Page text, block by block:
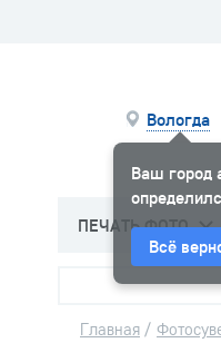
Вологда
Ваш город
Всё
ПЕЧАТЬ ФОТО
Главная /